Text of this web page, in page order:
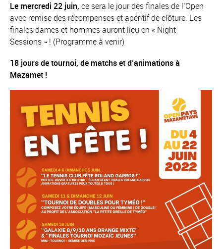
Le mercredi 22 juin, ce sera le jour des finales de l’Open
avec remise des récompenses et apéritif de clôture. Les
finales dames et hommes auront lieu en « Night
Sessions » ! (Programme à venir)
18 jours de tournoi, de matchs et d’animations à
Mazamet !